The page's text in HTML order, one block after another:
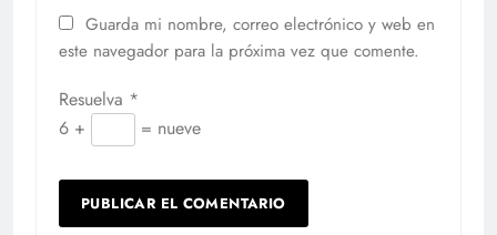
Guarda mi nombre, correo electrónico y web en
este navegador para la próxima vez que comente.
Resuelva *
6 +
= nueve